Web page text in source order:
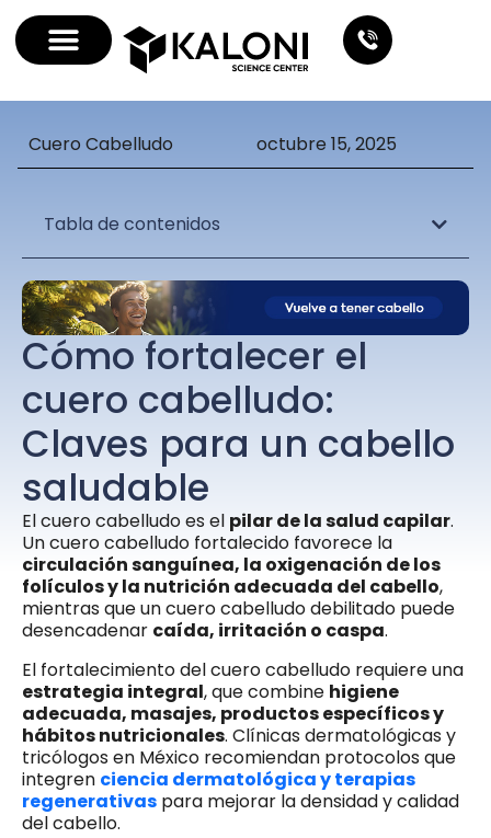
Cuero Cabelludo octubre 15, 2025
Tabla de contenidos
Cómo fortalecer el
cuero cabelludo:
Claves para un cabello
saludable
El cuero cabelludo es el pilar de la salud capilar.
Un cuero cabelludo fortalecido favorece la
circulación sanguínea, la oxigenación de los
folículos y la nutrición adecuada del cabello,
mientras que un cuero cabelludo debilitado puede
desencadenar caída, irritación o caspa.
El fortalecimiento del cuero cabelludo requiere una
estrategia integral, que combine higiene
adecuada, masajes, productos específicos y
hábitos nutricionales. Clínicas dermatológicas y
tricólogos en México recomiendan protocolos que
integren ciencia dermatológica y terapias
regenerativas para mejorar la densidad y calidad
del cabello.